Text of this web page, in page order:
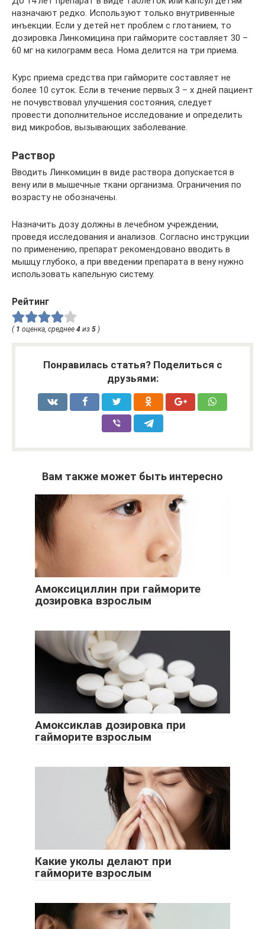
назначают редко. Используют только внутривенные
инъекции. Если у детей нет проблем с глотанием, то
дозировка Линкомицина при гайморите составляет 30 –
60 мг на килограмм веса. Нома делится на три приема.
Курс приема средства при гайморите составляет не
более 10 суток. Если в течение первых 3 – х дней пациент
не почувствовал улучшения состояния, следует
провести дополнительное исследование и определить
вид микробов, вызывающих заболевание.
Раствор
Вводить Линкомицин в виде раствора допускается в
вену или в мышечные ткани организма. Ограничения по
возрасту не обозначены.
Назначить дозу должны в лечебном учреждении,
проведя исследования и анализов. Согласно инструкции
по применению, препарат рекомендовано вводить в
мышцу глубоко, а при введении препарата в вену нужно
использовать капельную систему.
Рейтинг
( 1 оценка, среднее 4 из 5 )
Понравилась статья? Поделиться с
друзьями:
Вам также может быть интересно
Амоксициллин при гайморите
дозировка взрослым
Амоксиклав дозировка при
гайморите взрослым
Какие уколы делают при
гайморите взрослым